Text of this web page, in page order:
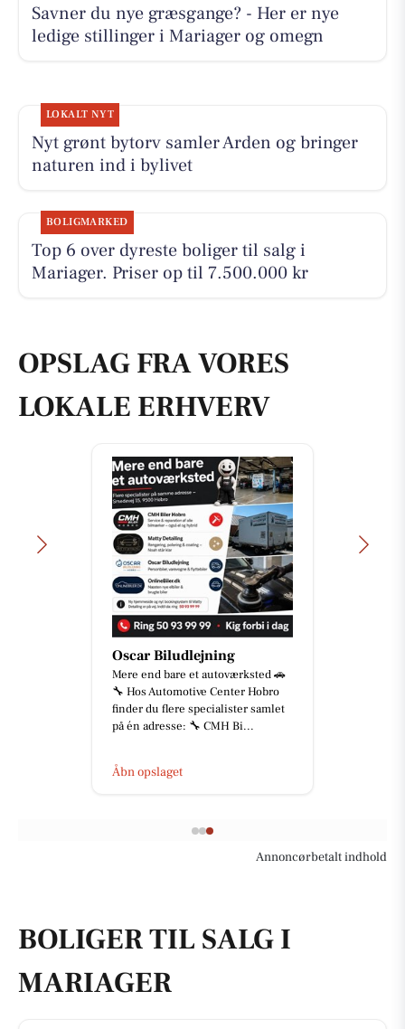
Savner du nye græsgange? - Her er nye
ledige stillinger i Mariager og omegn
LOKALT NYT
Nyt grønt bytorv samler Arden og bringer
naturen ind i bylivet
BOLIGMARKED
Top 6 over dyreste boliger til salg i
Mariager. Priser op til 7.500.000 kr
OPSLAG FRA VORES
LOKALE ERHVERV
Oscar Biludlejning
Mere end bare et autoværksted 🚗
🔧 Hos Automotive Center Hobro
finder du flere specialister samlet
på én adresse: 🔧 CMH Bi...
Åbn opslaget
Annoncørbetalt indhold
BOLIGER TIL SALG I
MARIAGER